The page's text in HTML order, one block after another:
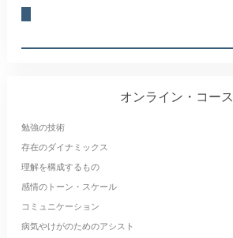
オンライン・コース
勉強の技術
存在のダイナミックス
理解を構成するもの
感情のトーン・スケール
コミュニケーション
病気やけがのためのアシスト